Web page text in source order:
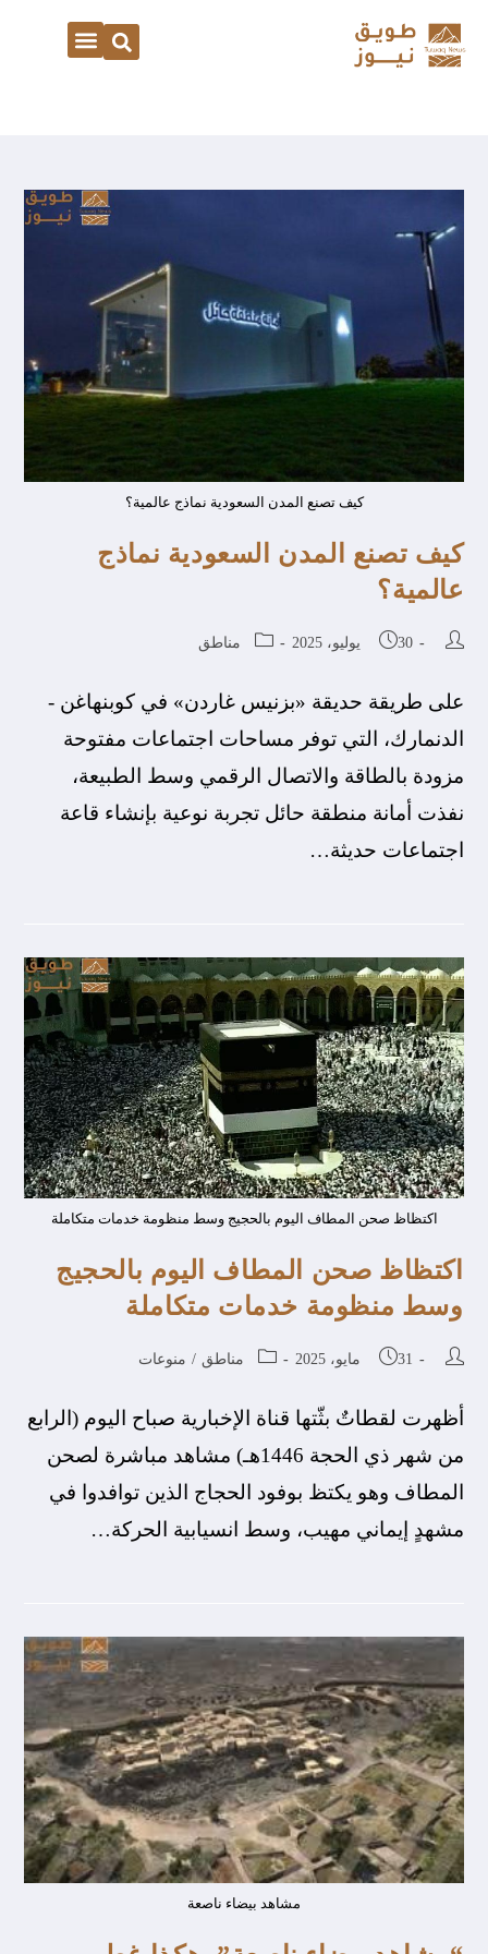
كيف تصنع المدن السعودية نماذج عالمية؟
كيف تصنع المدن السعودية نماذج
عالمية؟
30 يوليو، 2025 مناطق
على طريقة حديقة «بزنيس غاردن» في كوبنهاغن -
الدنمارك، التي توفر مساحات اجتماعات مفتوحة
مزودة بالطاقة والاتصال الرقمي وسط الطبيعة،
نفذت أمانة منطقة حائل تجربة نوعية بإنشاء قاعة
اجتماعات حديثة…
اكتظاظ صحن المطاف اليوم بالحجيج وسط منظومة خدمات متكاملة
اكتظاظ صحن المطاف اليوم بالحجيج
وسط منظومة خدمات متكاملة
31 مايو، 2025 مناطق / منوعات
أظهرت لقطاتٌ بثّتها قناة الإخبارية صباح اليوم (الرابع
من شهر ذي الحجة 1446هـ) مشاهد مباشرة لصحن
المطاف وهو يكتظ بوفود الحجاج الذين توافدوا في
مشهدٍ إيماني مهيب، وسط انسيابية الحركة…
مشاهد بيضاء ناصعة